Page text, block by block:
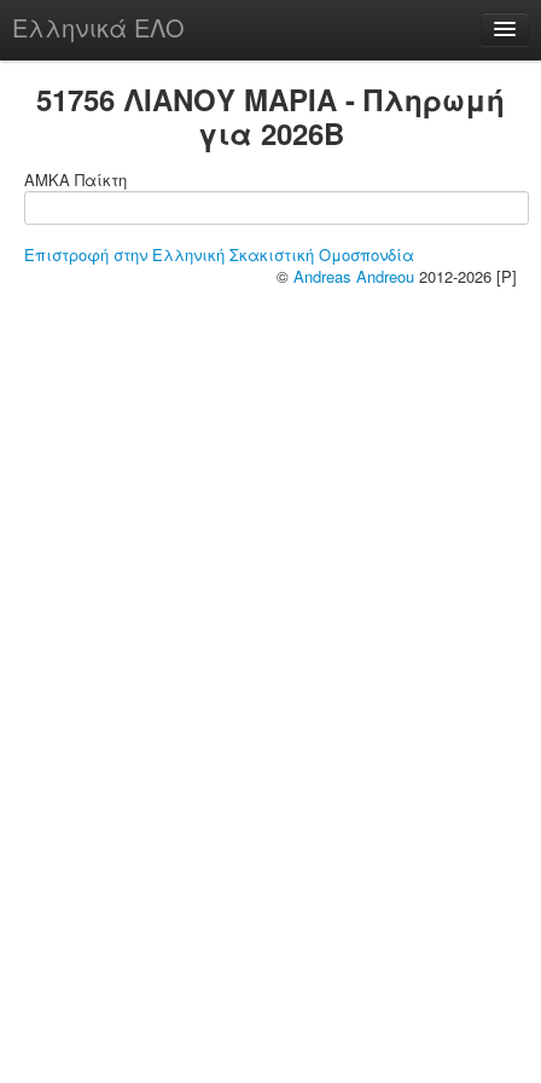
Ελληνικά ΕΛΟ
chesstu.be @ discord
51756 ΛΙΑΝΟΥ ΜΑΡΙΑ - Πληρωμή
για 2026B
ΑΜΚΑ Παίκτη
Επιστροφή στην Ελληνική Σκακιστική Ομοσπονδία
© Andreas Andreou 2012-2026 [P]